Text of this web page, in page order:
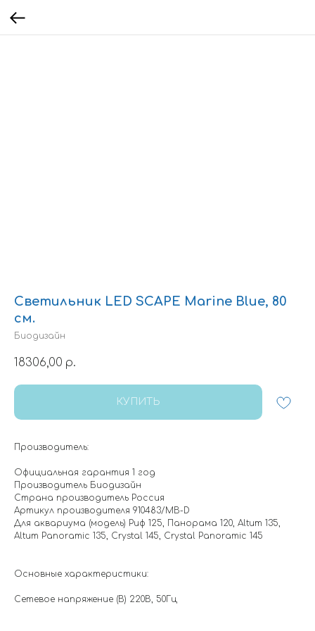
Светильник LED SCAPE Marine Blue, 80
см.
Биодизайн
18306,00 р.
КУПИТЬ
Производитель:
Официальная гарантия 1 год
Производитель Биодизайн
Страна производитель Россия
Артикул производителя 910483/MB-D
Для аквариума (модель) Риф 125, Панорама 120, Altum 135,
Altum Panoramic 135, Crystal 145, Crystal Panoramic 145
Основные характеристики:
Сетевое напряжение (В) 220В, 50Гц